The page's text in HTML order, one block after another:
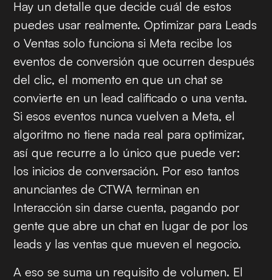
Hay un detalle que decide cuál de estos
puedes usar realmente. Optimizar para Leads
o Ventas solo funciona si Meta recibe los
eventos de conversión que ocurrendespués
del clic, el momento en que un chat se
convierte en un lead calificado o una venta.
Si esos eventos nunca vuelven a Meta, el
algoritmo no tiene nada real para optimizar,
así que recurre a lo único que puede ver:
los inicios de conversación. Por eso tantos
anunciantes de CTWA terminan en
Interacción sin darse cuenta, pagando por
gente que abre un chat en lugar de por los
leads y las ventas que mueven el negocio.
A eso se suma un requisito de volumen. El